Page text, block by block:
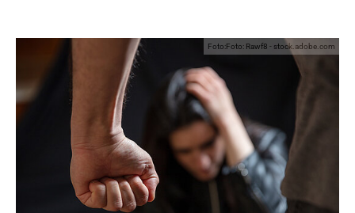
Foto:Foto: Rawf8 - stock.adobe.com